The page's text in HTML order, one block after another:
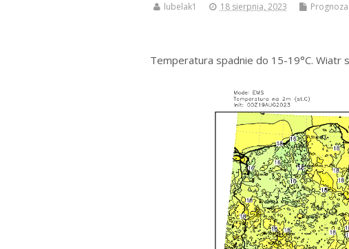
lubelak1 18 sierpnia, 2023
Temperatura spadnie do 15-19°C. Wiatr